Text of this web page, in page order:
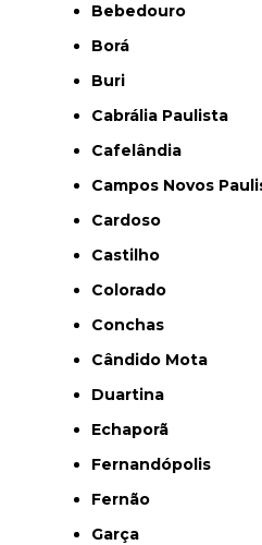
Bebedouro
Borá
Buri
Cabrália Paulista
Cafelândia
Campos Novos
Cardoso
Castilho
Colorado
Conchas
Cândido Mota
Duartina
Echaporã
Fernandópolis
Fernão
Garça